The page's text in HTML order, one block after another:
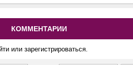
КОММЕНТАРИИ
или зарегистрироваться.